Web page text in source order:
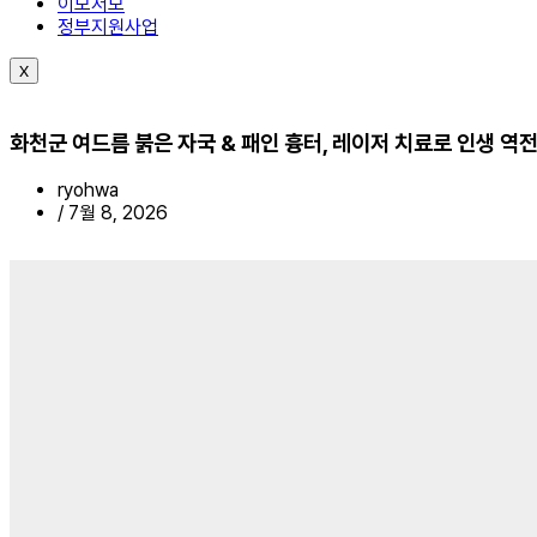
정부지원사업
X
화천군 여드름 붉은 자국 & 패인 흉터, 레이저 치료로 인생 역
ryohwa
/ 7월 8, 2026